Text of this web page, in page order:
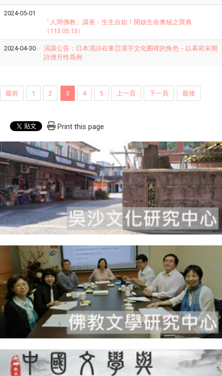
2024-05-01
「人間佛教」講座：生生自如！開啟生命奧秘之寶典
（113.05.13）
2024-04-30
演講公告：日本漢詩在東亞漢字文化圈裡的角色－以幕府末期
詩僧月性爲例
最前 1 2 3 4 5 上一頁 下一頁 最後
Print this page